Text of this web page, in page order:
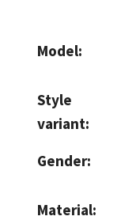
Model:
Style
variant:
Gender:
Material: